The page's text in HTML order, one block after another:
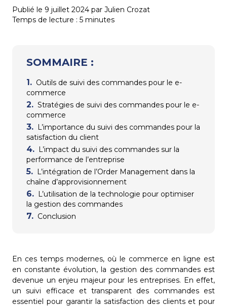
Publié le 9 juillet 2024 par Julien Crozat
Temps de lecture : 5 minutes
SOMMAIRE :
Outils de suivi des commandes pour le e-
commerce
Stratégies de suivi des commandes pour le e-
commerce
L’importance du suivi des commandes pour la
satisfaction du client
L’impact du suivi des commandes sur la
performance de l’entreprise
L’intégration de l’Order Management dans la
chaîne d’approvisionnement
L’utilisation de la technologie pour optimiser
la gestion des commandes
Conclusion
En ces temps modernes, où le commerce en ligne est
en constante évolution, la gestion des commandes est
devenue un enjeu majeur pour les entreprises. En effet,
un suivi efficace et transparent des commandes est
essentiel pour garantir la satisfaction des clients et pour